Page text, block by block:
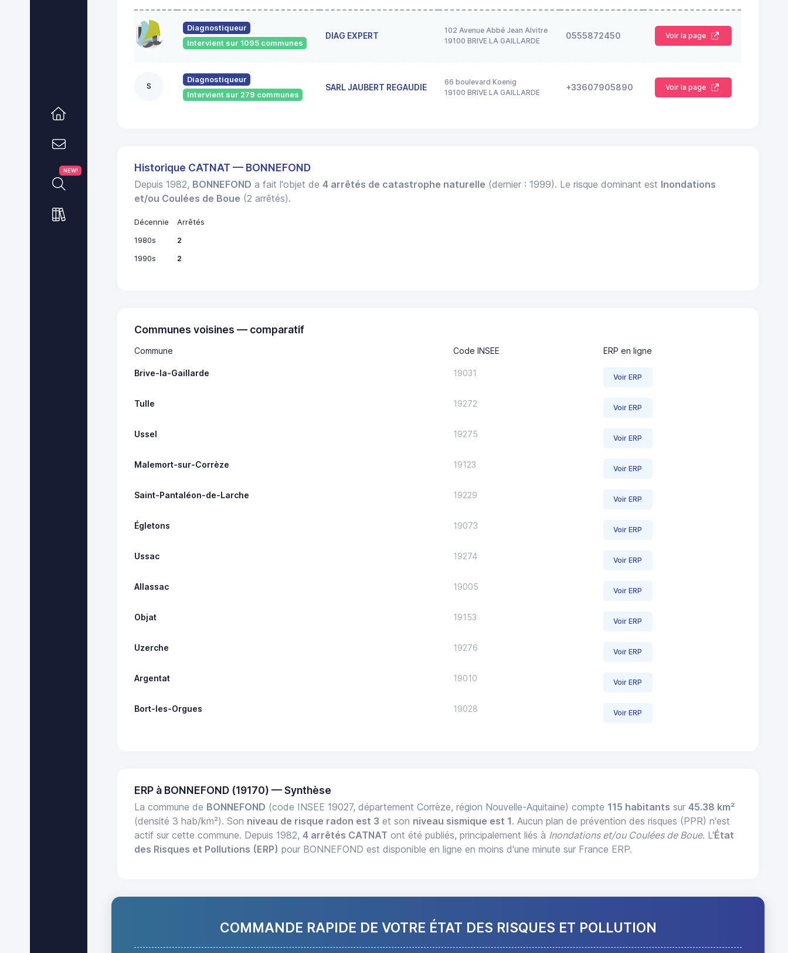
NEW!
Diagnostiqueur
Intervient sur 1095 communes
DIAG EXPERT
102 Avenue Abbé Jean Alvitre
19100 BRIVE LA GAILLARDE
0555872450 Voir la page
S
Diagnostiqueur
Intervient sur 279 communes
SARL JAUBERT REGAUDIE
66 boulevard Koenig
19100 BRIVE LA GAILLARDE
+33607905890 Voir la page
Historique CATNAT — BONNEFOND
Depuis 1982, BONNEFOND a fait l'objet de4 arrêtés de catastrophe naturelle (dernier : 1999). Le risque dominant est Inondations
et/ou Coulées de Boue (2 arrêtés).
Décennie
Arrêtés
1980s
2
1990s
2
Communes voisines — comparatif
Commune Code INSEE ERP en ligne
Brive-la-Gaillarde 19031 Voir ERP
Tulle 19272 Voir ERP
Ussel 19275 Voir ERP
Malemort-sur-Corrèze 19123 Voir ERP
Saint-Pantaléon-de-Larche 19229 Voir ERP
Égletons 19073 Voir ERP
Ussac 19274 Voir ERP
Allassac 19005 Voir ERP
Objat 19153 Voir ERP
Uzerche 19276 Voir ERP
Argentat 19010 Voir ERP
Bort-les-Orgues 19028 Voir ERP
ERP à BONNEFOND (19170) — Synthèse
La commune de BONNEFOND (code INSEE 19027, département Corrèze, région Nouvelle-Aquitaine) compte 115 habitants sur45.38 km²
(densité 3 hab/km²). Son niveau de risque radon est 3 et son niveau sismique est 1. Aucun plan de prévention des risques (PPR) n'est
actif sur cette commune. Depuis 1982,4 arrêtés CATNAT ont été publiés, principalement liés à Inondations et/ou Coulées de Boue. L'État
des Risques et Pollutions (ERP) pour BONNEFOND est disponible en ligne en moins d'une minute sur France ERP.
COMMANDE RAPIDE DE VOTRE ÉTAT DES RISQUES ET POLLUTION